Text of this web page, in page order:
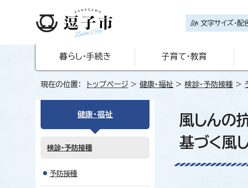
文字サイズ・配
暮らし・手続き 子育て・教育
現在の位置： トップページ > 健康・福祉 > 検診・予防接種 >
風しんの
基づく風
健康・福祉
検診・予防接種
予防接種